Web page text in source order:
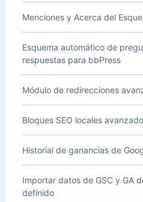
Menciones y Acerca del
Esquema automático de
respuestas para bbPress
Módulo de redirecciones
Bloques SEO locales
Historial de ganancias de
Importar datos de GSC y GA
definido